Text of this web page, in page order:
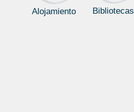
Alojamiento Bibliotecas